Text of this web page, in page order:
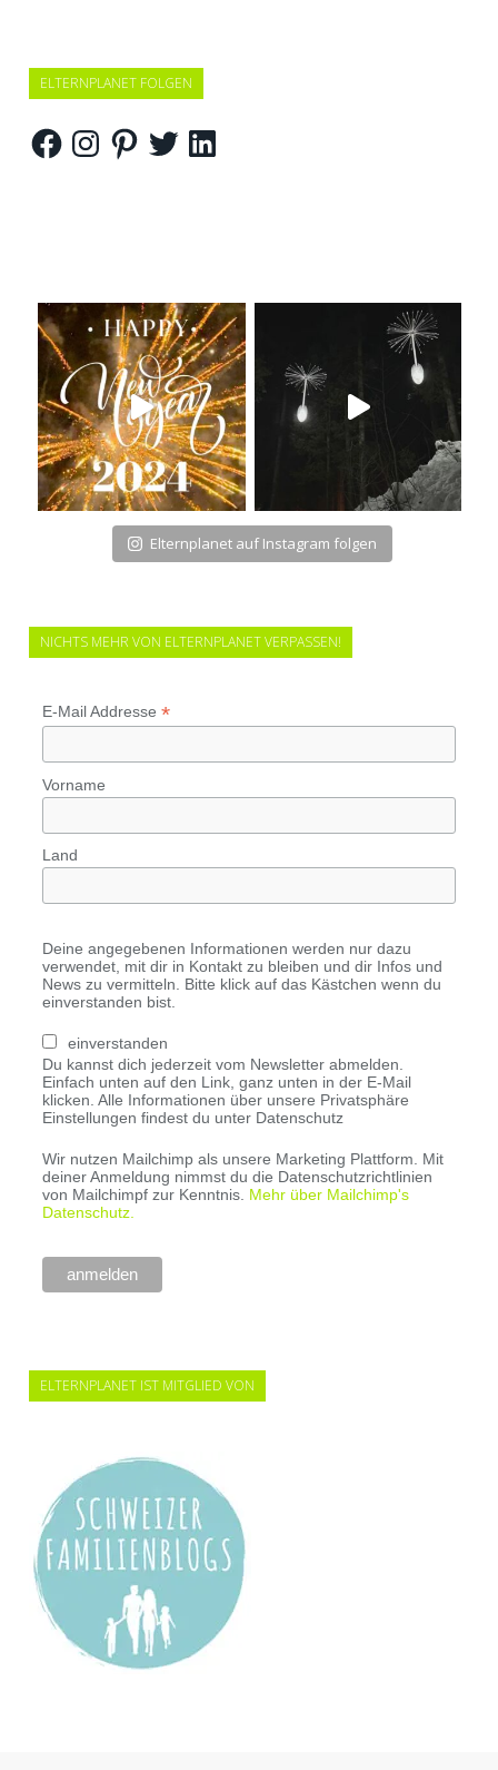
ELTERNPLANET FOLGEN
FacebookInstagramPinterestTwitterLinkedIn
Elternplanet auf Instagram folgen
NICHTS MEHR VON ELTERNPLANET VERPASSEN!
E-Mail Addresse *
Vorname
Land
Deine angegebenen Informationen werden nur dazu
verwendet, mit dir in Kontakt zu bleiben und dir Infos und
News zu vermitteln. Bitte klick auf das Kästchen wenn du
einverstanden bist.
einverstanden
Du kannst dich jederzeit vom Newsletter abmelden.
Einfach unten auf den Link, ganz unten in der E-Mail
klicken. Alle Informationen über unsere Privatsphäre
Einstellungen findest du unter Datenschutz
Wir nutzen Mailchimp als unsere Marketing Plattform. Mit
deiner Anmeldung nimmst du die Datenschutzrichtlinien
von Mailchimpf zur Kenntnis. Mehr über Mailchimp's
Datenschutz.
ELTERNPLANET IST MITGLIED VON